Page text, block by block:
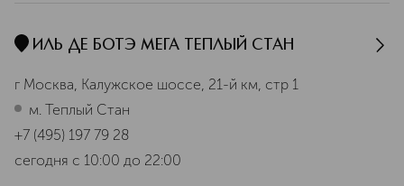
ИЛЬ ДЕ БОТЭ МЕГА ТЕПЛЫЙ СТАН
г Москва, Калужское шоссе, 21-й км, стр 1
м. Теплый Стан
+7 (495) 197 79 28
сегодня с 10:00 до 22:00